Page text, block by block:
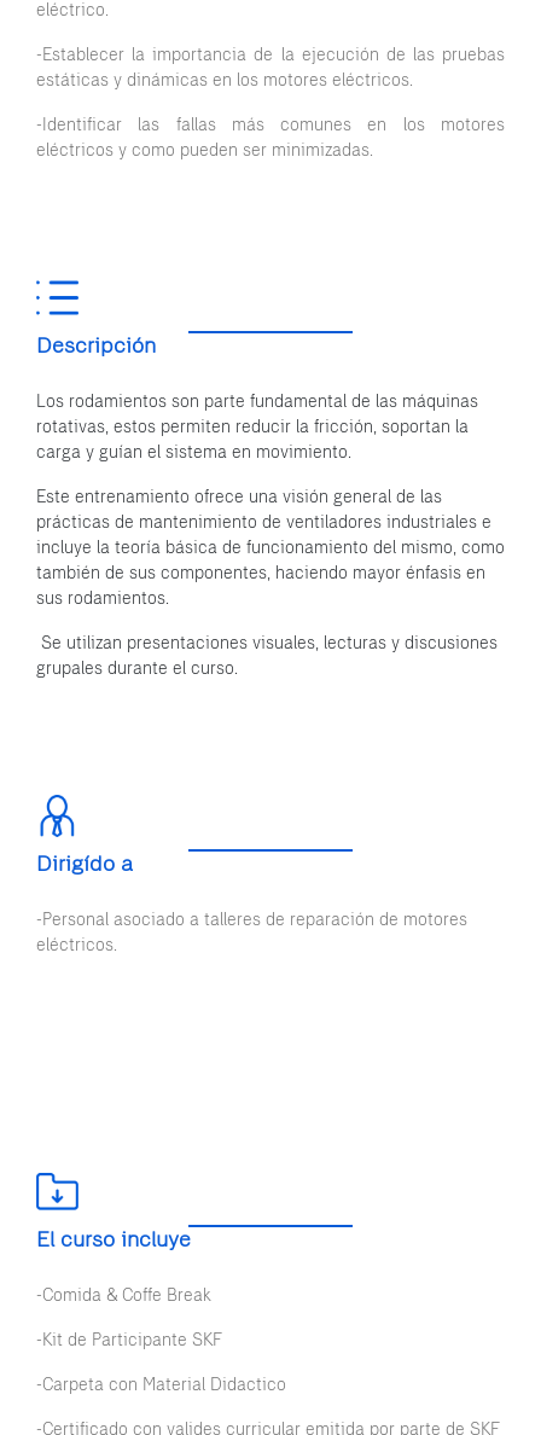
eléctrico.
-Establecer la importancia de la ejecución de las pruebas
estáticas y dinámicas en los motores eléctricos.
-Identificar las fallas más comunes en los motores
eléctricos y como pueden ser minimizadas.
Descripción
Los rodamientos son parte fundamental de las máquinas
rotativas, estos permiten reducir la fricción, soportan la
carga y guían el sistema en movimiento.
Este entrenamiento ofrece una visión general de las
prácticas de mantenimiento de ventiladores industriales e
incluye la teoría básica de funcionamiento del mismo, como
también de sus componentes, haciendo mayor énfasis en
sus rodamientos.
Se utilizan presentaciones visuales, lecturas y discusiones
grupales durante el curso.
Dirigído a
-Personal asociado a talleres de reparación de motores
eléctricos.
El curso incluye
-Comida & Coffe Break
-Kit de Participante SKF
-Carpeta con Material Didactico
-Certificado con valides curricular emitida por parte de SKF